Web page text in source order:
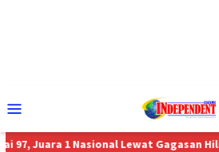
Mobile
1 Nasional Lewat Gagasan Hilirisasi